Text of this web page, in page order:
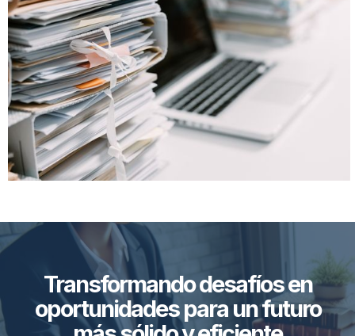
Transformando desafíos en
oportunidades para un futuro